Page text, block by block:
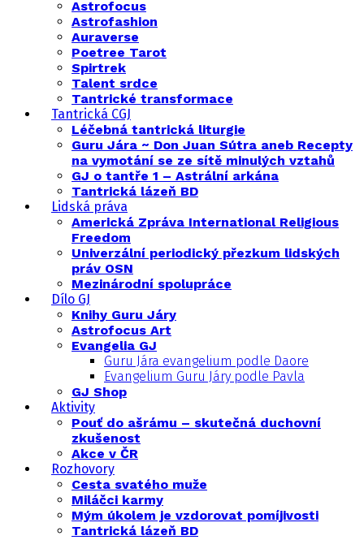
Astrofocus
Astrofashion
Auraverse
Poetree Tarot
Spirtrek
Talent srdce
Tantrické transformace
Tantrická CGJ
Léčebná tantrická liturgie
Guru Jára ~ Don Juan Sútra aneb Recepty
na vymotání se ze sítě minulých vztahů
GJ o tantře 1 – Astrální arkána
Tantrická lázeň BD
Lidská práva
Americká Zpráva International Religious
Freedom
Univerzální periodický přezkum lidských
práv OSN
Mezinárodní spolupráce
Dílo GJ
Knihy Guru Járy
Astrofocus Art
Evangelia GJ
Guru Jára evangelium podle Daore
Evangelium Guru Járy podle Pavla
GJ Shop
Aktivity
Pouť do ašrámu – skutečná duchovní
zkušenost
Akce v ČR
Rozhovory
Cesta svatého muže
Miláčci karmy
Mým úkolem je vzdorovat pomíjivosti
Tantrická lázeň BD